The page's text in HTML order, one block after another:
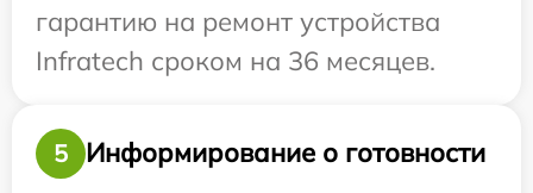
гарантию на ремонт устройства
Infratech сроком на 36 месяцев.
5
Информирование о готовности